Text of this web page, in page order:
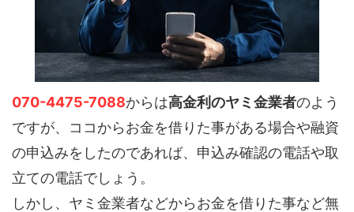
070-4475-7088からは高金利のヤミ金業者のよう
ですが、ココからお金を借りた事がある場合や融資
の申込みをしたのであれば、申込み確認の電話や取
立ての電話でしょう。
しかし、ヤミ金業者などからお金を借りた事など無